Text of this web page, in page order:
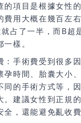
的項目是根據女性
費用大概在幾百左
占了一半，而B超
樣。
：手術費受到很多
孕時間、胎囊大小
同的手術方式等，
。建議女性到正規
，還能避免亂收費